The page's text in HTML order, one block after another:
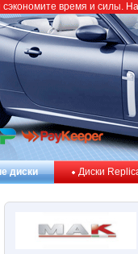
диски Диски
сэкономите время и силы.